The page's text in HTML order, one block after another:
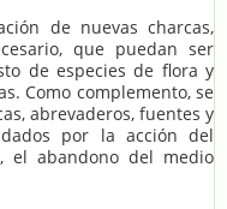
de nuevas charcas,
que puedan ser
de especies de flora y
Como complemento, se
abrevaderos, fuentes y
por la acción del
el abandono del medio